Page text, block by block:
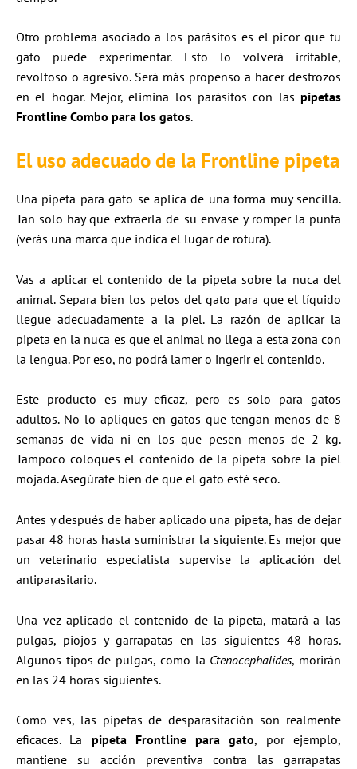
Otro problema asociado a los parásitos es el picor que tu
gato puede experimentar. Esto lo volverá irritable,
revoltoso o agresivo. Será más propenso a hacer destrozos
en el hogar. Mejor, elimina los parásitos con las pipetas
Frontline Combo para los gatos.
El uso adecuado de la Frontline pipeta
Una pipeta para gato se aplica de una forma muy sencilla.
Tan solo hay que extraerla de su envase y romper la punta
(verás una marca que indica el lugar de rotura).
Vas a aplicar el contenido de la pipeta sobre la nuca del
animal. Separa bien los pelos del gato para que el líquido
llegue adecuadamente a la piel. La razón de aplicar la
pipeta en la nuca es que el animal no llega a esta zona con
la lengua. Por eso, no podrá lamer o ingerir el contenido.
Este producto es muy eficaz, pero es solo para gatos
adultos. No lo apliques en gatos que tengan menos de 8
semanas de vida ni en los que pesen menos de 2 kg.
Tampoco coloques el contenido de la pipeta sobre la piel
mojada. Asegúrate bien de que el gato esté seco.
Antes y después de haber aplicado una pipeta, has de dejar
pasar 48 horas hasta suministrar la siguiente. Es mejor que
un veterinario especialista supervise la aplicación del
antiparasitario.
Una vez aplicado el contenido de la pipeta, matará a las
pulgas, piojos y garrapatas en las siguientes 48 horas.
Algunos tipos de pulgas, como la Ctenocephalides, morirán
en las 24 horas siguientes.
Como ves, las pipetas de desparasitación son realmente
eficaces. La pipeta Frontline para gato, por ejemplo,
mantiene su acción preventiva contra las garrapatas